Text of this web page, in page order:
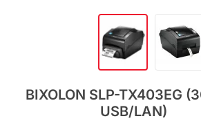
BIXOLON SLP-TX403EG
USB/LAN)